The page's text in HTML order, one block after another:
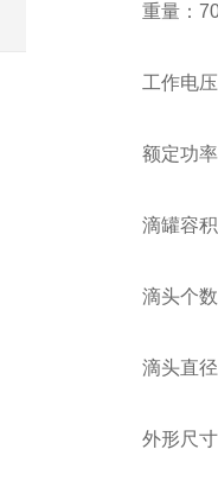
重量：
工作电压
额定功率
滴罐容积
滴头个数
滴头直径
外形尺寸：